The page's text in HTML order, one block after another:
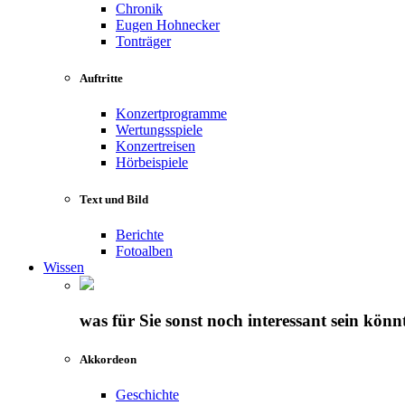
Chronik
Eugen Hohnecker
Tonträger
Auftritte
Konzertprogramme
Wertungsspiele
Konzertreisen
Hörbeispiele
Text und Bild
Berichte
Fotoalben
Wissen
was für Sie sonst noch interessant sein
Akkordeon
Geschichte